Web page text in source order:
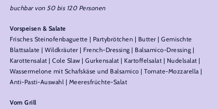
buchbar von 50 bis 120 Personen
Vorspeisen & Salate
Frisches Steinofenbaguette | Partybrötchen | Butter | Gemischte
Blattsalate | Wildkräuter | French-Dressing | Balsamico-Dressing |
Karottensalat | Cole Slaw | Gurkensalat | Kartoffelsalat | Nudelsalat |
Wassermelone mit Schafskäse und Balsamico | Tomate-Mozzarella |
Anti-Pasti-Auswahl | Meeresfrüchte-Salat
Vom Grill